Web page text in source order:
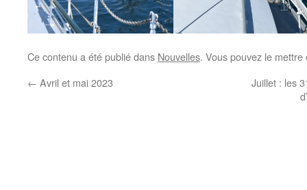
Ce contenu a été publié dans Nouvelles. Vous pouvez le
← Avril et mai 2023
Juillet : les